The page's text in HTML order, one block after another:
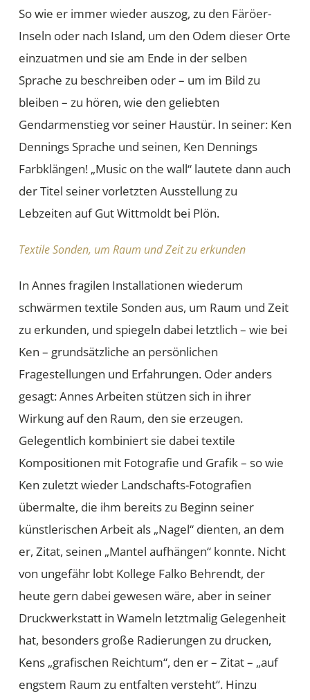
So wie er immer wieder auszog, zu den Färöer-
Inseln oder nach Island, um den Odem dieser Orte
einzuatmen und sie am Ende in der selben
Sprache zu beschreiben oder – um im Bild zu
bleiben – zu hören, wie den geliebten
Gendarmenstieg vor seiner Haustür. In seiner: Ken
Dennings Sprache und seinen, Ken Dennings
Farbklängen! „Music on the wall“ lautete dann auch
der Titel seiner vorletzten Ausstellung zu
Lebzeiten auf Gut Wittmoldt bei Plön.
Textile Sonden, um Raum und Zeit zu erkunden
In Annes fragilen Installationen wiederum
schwärmen textile Sonden aus, um Raum und Zeit
zu erkunden, und spiegeln dabei letztlich – wie bei
Ken – grundsätzliche an persönlichen
Fragestellungen und Erfahrungen. Oder anders
gesagt: Annes Arbeiten stützen sich in ihrer
Wirkung auf den Raum, den sie erzeugen.
Gelegentlich kombiniert sie dabei textile
Kompositionen mit Fotografie und Grafik – so wie
Ken zuletzt wieder Landschafts-Fotografien
übermalte, die ihm bereits zu Beginn seiner
künstlerischen Arbeit als „Nagel“ dienten, an dem
er, Zitat, seinen „Mantel aufhängen“ konnte. Nicht
von ungefähr lobt Kollege Falko Behrendt, der
heute gern dabei gewesen wäre, aber in seiner
Druckwerkstatt in Wameln letztmalig Gelegenheit
hat, besonders große Radierungen zu drucken,
Kens „grafischen Reichtum“, den er – Zitat – „auf
engstem Raum zu entfalten versteht“. Hinzu